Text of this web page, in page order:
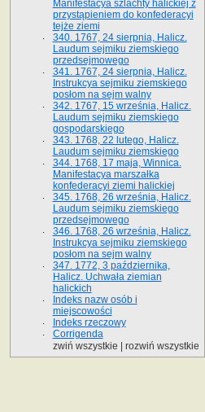
Manifestacya szlachty halickiej z
przystąpieniem do konfederacyi
tejże ziemi
340. 1767, 24 sierpnia, Halicz.
Laudum sejmiku ziemskiego
przedsejmowego
341. 1767, 24 sierpnia, Halicz.
Instrukcya sejmiku ziemskiego
posłom na sejm walny
342. 1767, 15 września, Halicz.
Laudum sejmiku ziemskiego
gospodarskiego
343. 1768, 22 lutego, Halicz.
Laudum sejmiku ziemskiego
344. 1768, 17 maja, Winnica.
Manifestacya marszałka
konfederacyi ziemi halickiej
345. 1768, 26 września, Halicz.
Laudum sejmiku ziemskiego
przedsejmowego
346. 1768, 26 września, Halicz.
Instrukcya sejmiku ziemskiego
posłom na sejm walny
347. 1772, 3 października,
Halicz. Uchwała ziemian
halickich
Indeks nazw osób i
miejscowości
Indeks rzeczowy
Corrigenda
zwiń wszystkie
rozwiń wszystkie